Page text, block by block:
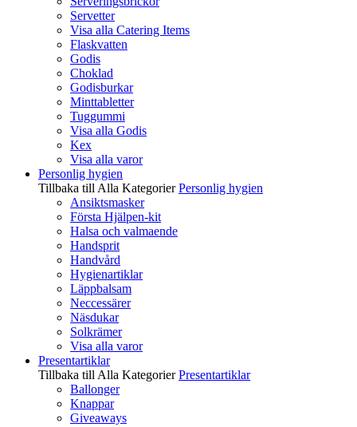
Servetter
Visa alla Catering Items
Flaskvatten
Godis
Choklad
Godisburkar
Minttabletter
Tuggummi
Visa alla Godis
Kex
Visa alla varor
Personlig hygien
Tillbaka till Alla Kategorier Personlig hygien
Ansiktsmasker
Första Hjälpen-kit
Halsa och valmaende
Handsprit
Handvård
Hygienartiklar
Läppbalsam
Neccessärer
Näsdukar
Solkrämer
Visa alla varor
Presentartiklar
Tillbaka till Alla Kategorier Presentartiklar
Ballonger
Knappar
Giveaways